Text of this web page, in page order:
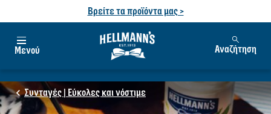
Βρείτε τα προϊόντα μας >
Μενού Αναζήτηση
Συνταγές | Εύκολες και νόστιμε